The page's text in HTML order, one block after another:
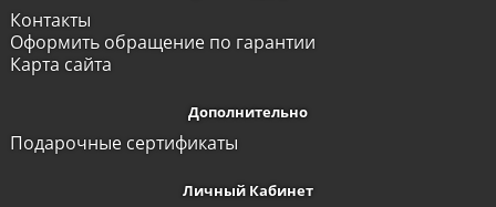
Контакты
Оформить обращение по гарантии
Карта сайта
Дополнительно
Подарочные сертификаты
Личный Кабинет